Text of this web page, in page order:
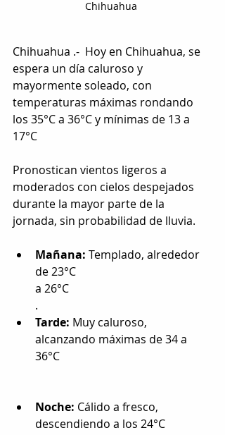
Chihuahua
Chihuahua .-  Hoy en Chihuahua, se
espera un día caluroso y
mayormente soleado, con
temperaturas máximas rondando
los 35°C a 36°C y mínimas de 13 a
17°C
Pronostican vientos ligeros a
moderados con cielos despejados
durante la mayor parte de la
jornada, sin probabilidad de lluvia.
Mañana: Templado, alrededor
de 23°C
a 26°C
.
Tarde: Muy caluroso,
alcanzando máximas de 34 a
36°C
Noche: Cálido a fresco,
descendiendo a los 24°C